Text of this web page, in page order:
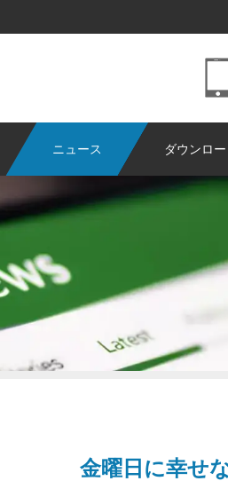
ニュース ダウンロー
金曜日に幸せ